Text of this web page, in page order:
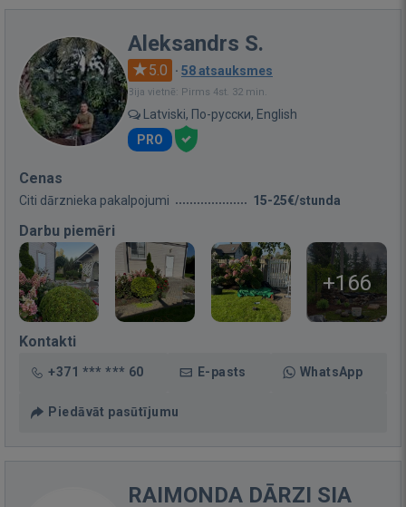
Aleksandrs S.
5.0 · 58 atsauksmes
Bija vietnē: Pirms 4st. 32 min.
Latviski, По-русски, English
PRO
Cenas
Citi dārznieka pakalpojumi 15-25€/stunda
Darbu piemēri
+166
Kontakti
+371 *** *** 60 E-pasts WhatsApp
Piedāvāt pasūtījumu
RAIMONDA DĀRZI SIA